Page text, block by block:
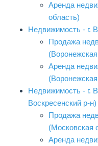
Аренда недвижимости - г.
область)
Продажа
Аренда
Недвижимость - г. Воскресенск (Московская область,
Воскресенский р-н)
Продажа
(Московская
Аренда недвижимости -